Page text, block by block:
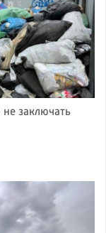
заключать